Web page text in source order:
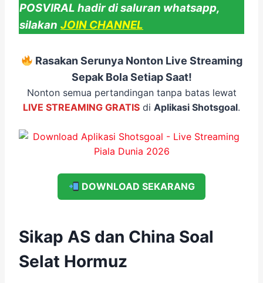
POSVIRAL hadir di saluran whatsapp,
silakan JOIN CHANNEL
Rasakan Serunya Nonton Live Streaming
Sepak Bola Setiap Saat!
Nonton semua pertandingan tanpa batas lewat
LIVE STREAMING GRATIS di Aplikasi Shotsgoal.
DOWNLOAD SEKARANG
Sikap AS dan China Soal
Selat Hormuz